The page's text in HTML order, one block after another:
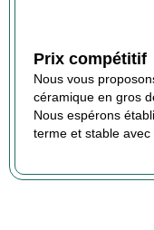
Prix compétitif
Nous vous
céramique en gros
Nous espérons
terme et stable